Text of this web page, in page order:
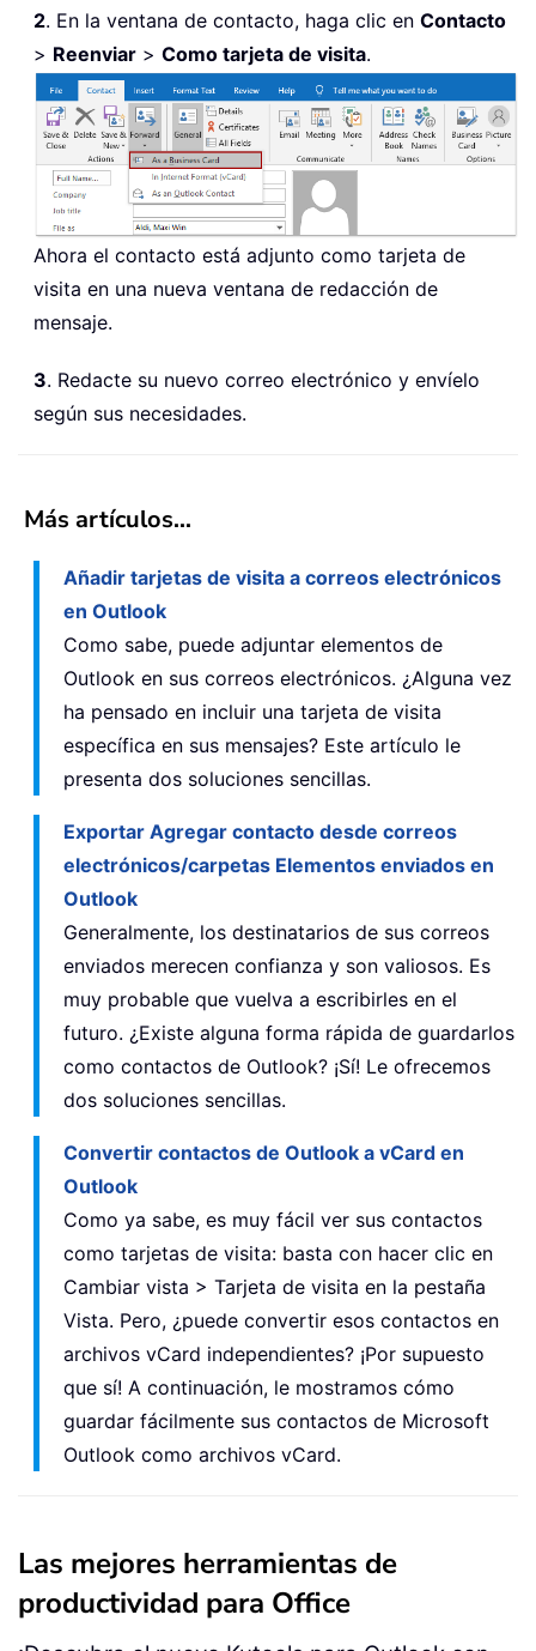
2. En la ventana de contacto, haga clic en Contacto
> Reenviar > Como tarjeta de visita.
Ahora el contacto está adjunto como tarjeta de
visita en una nueva ventana de redacción de
mensaje.
3. Redacte su nuevo correo electrónico y envíelo
según sus necesidades.
Más artículos...
Añadir tarjetas de visita a correos electrónicos
en Outlook
Como sabe, puede adjuntar elementos de
Outlook en sus correos electrónicos. ¿Alguna vez
ha pensado en incluir una tarjeta de visita
específica en sus mensajes? Este artículo le
presenta dos soluciones sencillas.
Exportar Agregar contacto desde correos
electrónicos/carpetas Elementos enviados en
Outlook
Generalmente, los destinatarios de sus correos
enviados merecen confianza y son valiosos. Es
muy probable que vuelva a escribirles en el
futuro. ¿Existe alguna forma rápida de guardarlos
como contactos de Outlook? ¡Sí! Le ofrecemos
dos soluciones sencillas.
Convertir contactos de Outlook a vCard en
Outlook
Como ya sabe, es muy fácil ver sus contactos
como tarjetas de visita: basta con hacer clic en
Cambiar vista > Tarjeta de visita en la pestaña
Vista. Pero, ¿puede convertir esos contactos en
archivos vCard independientes? ¡Por supuesto
que sí! A continuación, le mostramos cómo
guardar fácilmente sus contactos de Microsoft
Outlook como archivos vCard.
Las mejores herramientas de
productividad para Office